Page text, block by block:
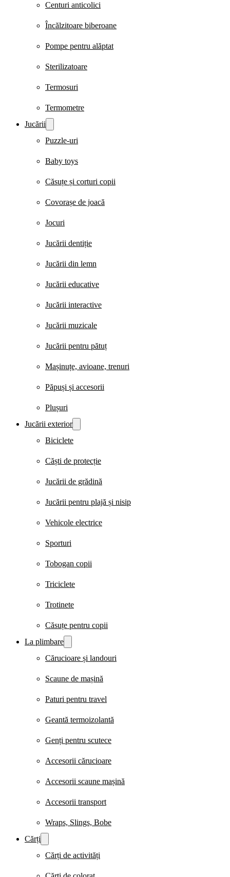
Centuri anticolici
Încălzitoare biberoane
Pompe pentru alăptat
Sterilizatoare
Termosuri
Termometre
Jucării
Puzzle-uri
Baby toys
Căsuțe și corturi copii
Covorașe de joacă
Jocuri
Jucării dentiție
Jucării din lemn
Jucării educative
Jucării interactive
Jucării muzicale
Jucării pentru pătuț
Mașinuțe, avioane, trenuri
Păpuși și accesorii
Plușuri
Jucării exterior
Biciclete
Căști de protecție
Jucării de grădină
Jucării pentru plajă și nisip
Vehicole electrice
Sporturi
Tobogan copii
Triciclete
Trotinete
Căsuțe pentru copii
La plimbare
Cărucioare și landouri
Scaune de mașină
Paturi pentru travel
Geantă termoizolantă
Genți pentru scutece
Accesorii cărucioare
Accesorii scaune mașină
Accesorii transport
Wraps, Slings, Bobe
Cărți
Cărți de activități